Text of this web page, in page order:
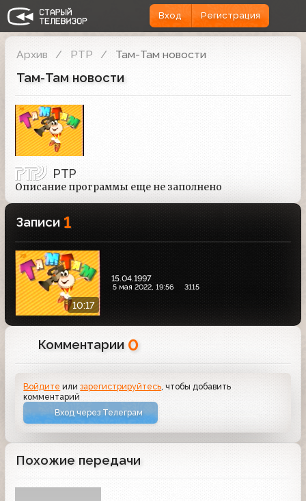
Вход Регистрация
Архив РТР Там-Там новости
Там-Там новости
РТР
Описание программы еще не заполнено
Записи 1
10:17
15.04.1997
5 мая 2022, 19:56 3115
Комментарии 0
Войдите илизарегистрируйтесь, чтобы добавить
комментарий
Вход через Телеграм
Похожие передачи